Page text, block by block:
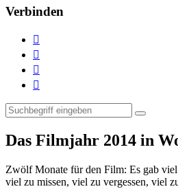
Verbinden




Das Filmjahr 2014 in
Zwölf Monate für den Film: Es gab
viel zu missen, viel zu vergessen, viel